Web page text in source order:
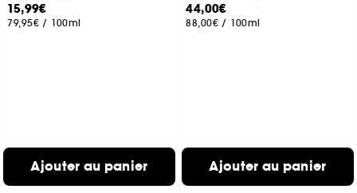
15,99€
79,95€ / 100ml
Ajouter au panier
44,00€
88,00€ / 100ml
Ajouter au panier